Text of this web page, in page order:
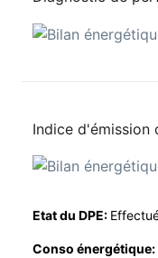
Indice d'émission
Etat du DPE:
Conso énergétique: